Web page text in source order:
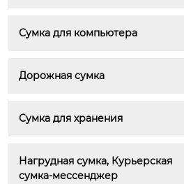
Сумка для компьютера
Дорожная сумка
Сумка для хранения
Нагрудная сумка, Курьерская
сумка-мессенджер